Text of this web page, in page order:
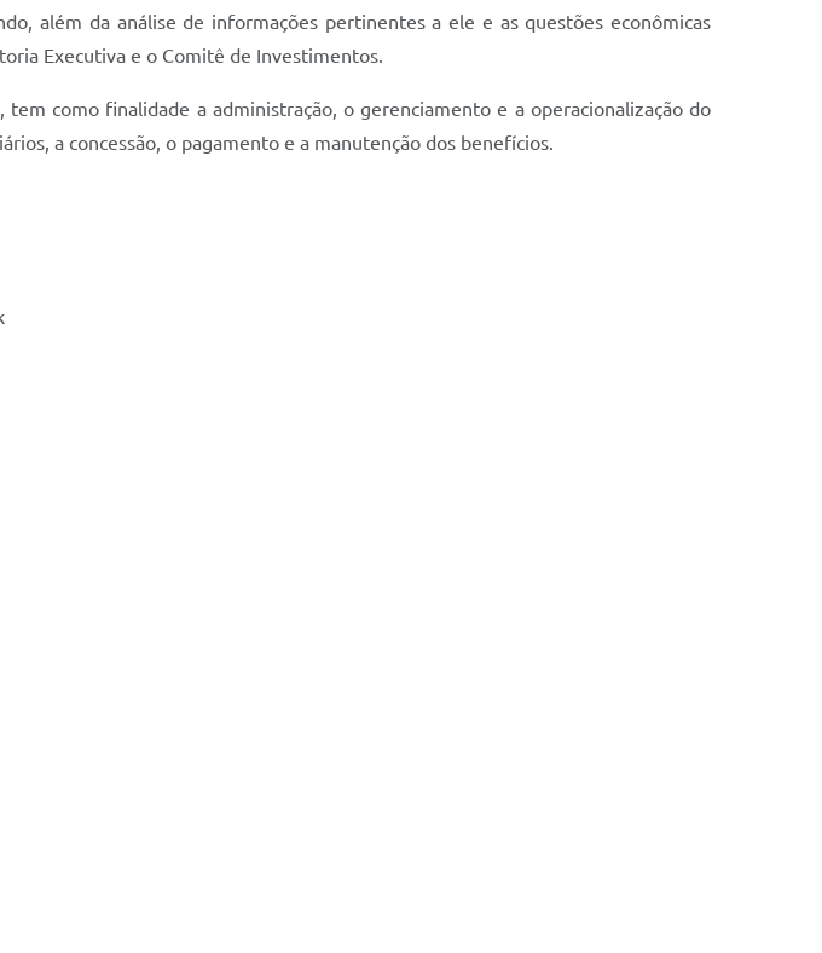
além da análise de informações pertinentes a ele e as questões econômicas
Executiva e o Comitê de Investimentos.
como finalidade a administração, o gerenciamento e a operacionalização do
a concessão, o pagamento e a manutenção dos benefícios.